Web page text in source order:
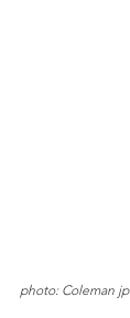
photo: Coleman jp